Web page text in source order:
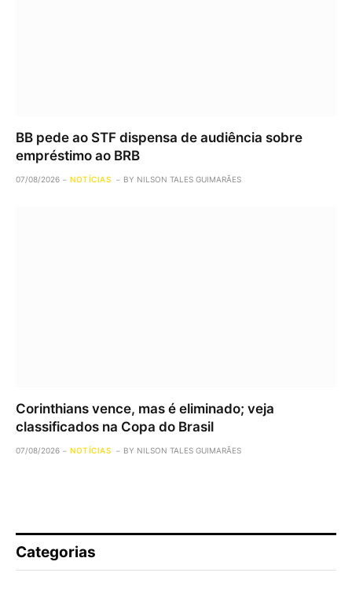
BB pede ao STF dispensa de audiência sobre
empréstimo ao BRB
07/08/2026 NOTÍCIAS BY NILSON TALES GUIMARÃES
Corinthians vence, mas é eliminado; veja
classificados na Copa do Brasil
07/08/2026 NOTÍCIAS BY NILSON TALES GUIMARÃES
Categorias